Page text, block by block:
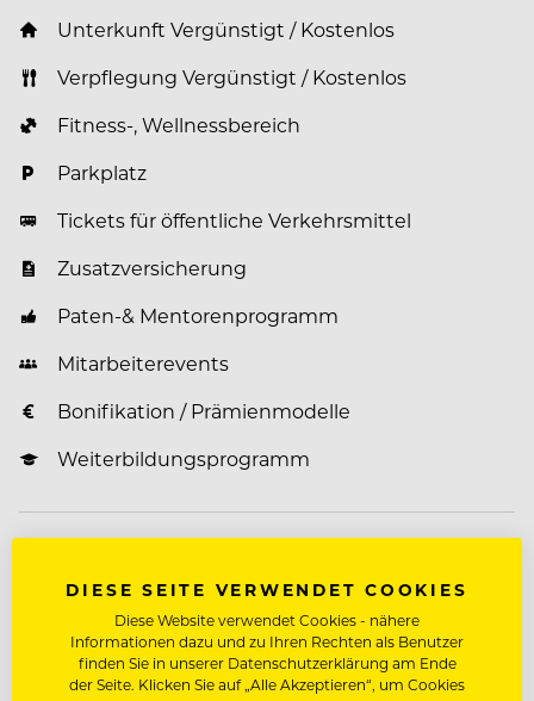
Unterkunft Vergünstigt / Kostenlos
Verpflegung Vergünstigt / Kostenlos
Fitness-, Wellnessbereich
Parkplatz
Tickets für öffentliche Verkehrsmittel
Zusatzversicherung
Paten-& Mentorenprogramm
Mitarbeiterevents
Bonifikation / Prämienmodelle
Weiterbildungsprogramm
Strand
Me(e)hr als ein Job!
DIESE SEITE VERWENDET COOKIES
Diese Website verwendet Cookies - nähere
Informationen dazu und zu Ihren Rechten als Benutzer
finden Sie in unserer Datenschutzerklärung am Ende
der Seite. Klicken Sie auf „Alle Akzeptieren“, um Cookies